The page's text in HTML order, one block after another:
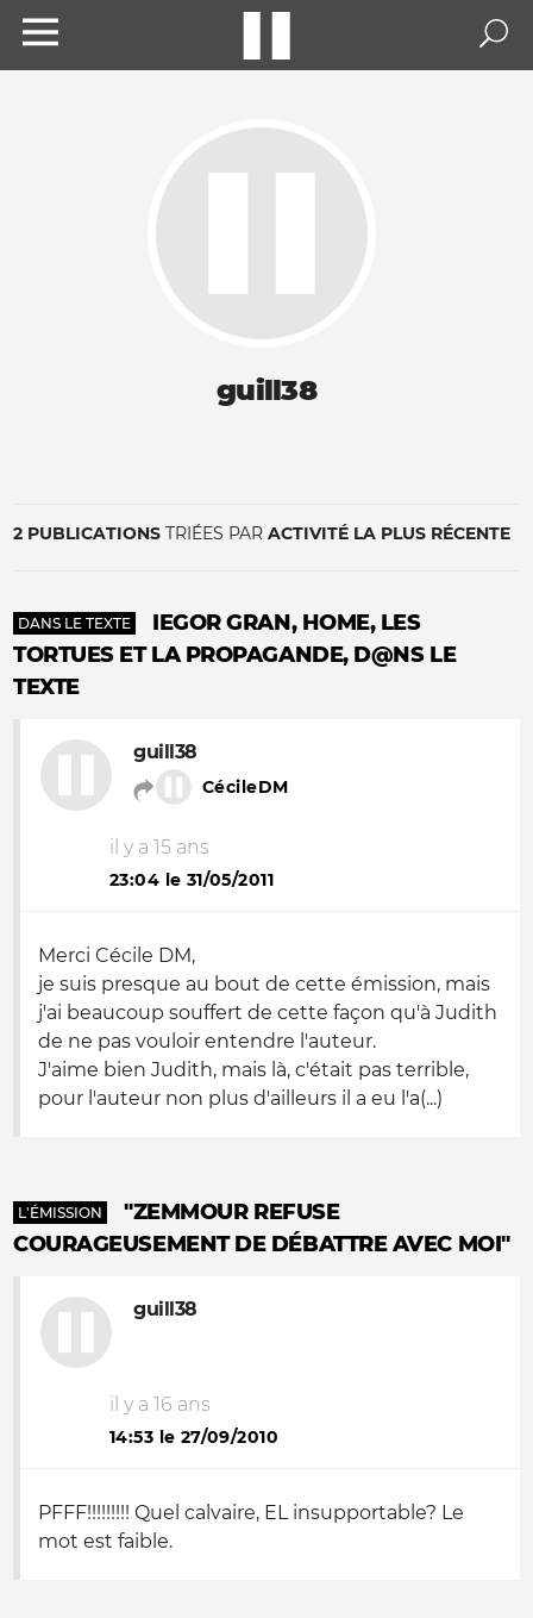
guill38
2 PUBLICATIONS TRIÉES PAR ACTIVITÉ LA PLUS RÉCENTE
DANS LE TEXTE
IEGOR GRAN, HOME, LES
TORTUES ET LA PROPAGANDE, D@NS LE
TEXTE
guill38
CécileDM
il y a 15 ans
23:04 le 31/05/2011
Merci Cécile DM,
je suis presque au bout de cette émission, mais
j'ai beaucoup souffert de cette façon qu'à Judith
de ne pas vouloir entendre l'auteur.
J'aime bien Judith, mais là, c'était pas terrible,
pour l'auteur non plus d'ailleurs il a eu l'a(...)
L'ÉMISSION
"ZEMMOUR REFUSE
COURAGEUSEMENT DE DÉBATTRE AVEC MOI"
guill38
il y a 16 ans
14:53 le 27/09/2010
PFFF!!!!!!!!! Quel calvaire, EL insupportable? Le
mot est faible.